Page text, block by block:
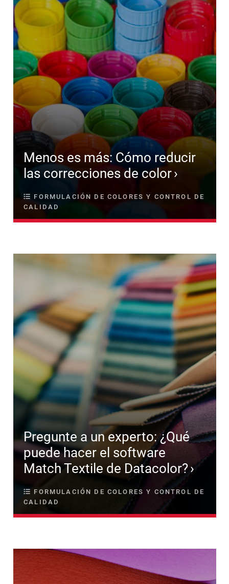
Menos es más: Cómo reducir
las correcciones de color
FORMULACIÓN DE COLORES Y CONTROL DE
CALIDAD
Pregunte a un experto: ¿Qué
puede hacer el software
Match Textile de Datacolor?
FORMULACIÓN DE COLORES Y CONTROL DE
CALIDAD